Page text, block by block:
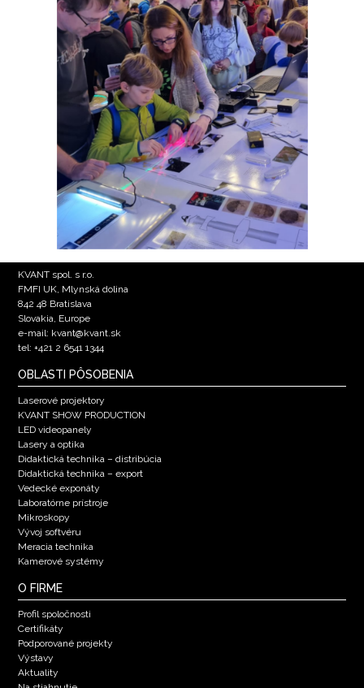
KVANT spol. s r.o.
FMFI UK, Mlynská dolina
842 48 Bratislava
Slovakia, Europe
e-mail: kvant@kvant.sk
tel: +421 2 6541 1344
OBLASTI PÔSOBENIA
Laserové projektory
KVANT SHOW PRODUCTION
LED videopanely
Lasery a optika
Didaktická technika – distribúcia
Didaktická technika – export
Vedecké exponáty
Laboratórne prístroje
Mikroskopy
Vývoj softvéru
Meracia technika
Kamerové systémy
O FIRME
Profil spoločnosti
Certifikáty
Podporované projekty
Výstavy
Aktuality